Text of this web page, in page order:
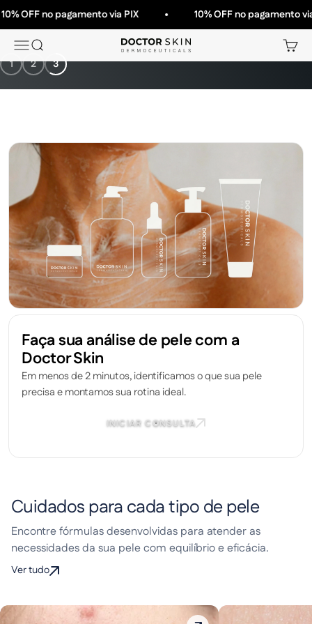
Pular para o conteúdo
no pagamento via PIX 10% OFF no pagamento via PIX
MenuBuscar Doctor Skin
1
2 3
Faça sua análise de pele com a
Doctor Skin
Em menos de 2 minutos, identificamos o que sua pele
precisa e montamos sua rotina ideal.
INICIAR CONSULTA
Cuidados para cada tipo de pele
Encontre fórmulas desenvolvidas para atender as
necessidades da sua pele com equilíbrio e eficácia.
Ver tudo